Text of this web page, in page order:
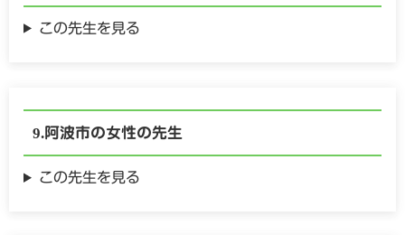
この先生を見る
阿波市の女性の先生
この先生を見る